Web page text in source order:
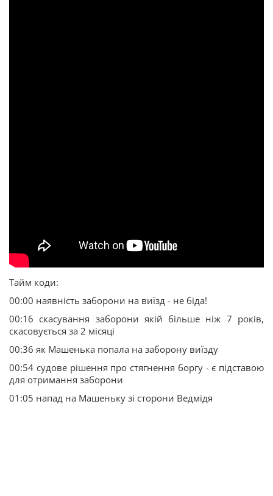
Тайм коди:
00:00 наявність заборони на виїзд - не біда!
00:16 скасування заборони якій більше ніж 7 років,
скасовується за 2 місяці
00:36 як Машенька попала на заборону виїзду
00:54 судове рішення про стягнення боргу - є підставою
для отримання заборони
01:05 напад на Машеньку зі сторони Ведмідя